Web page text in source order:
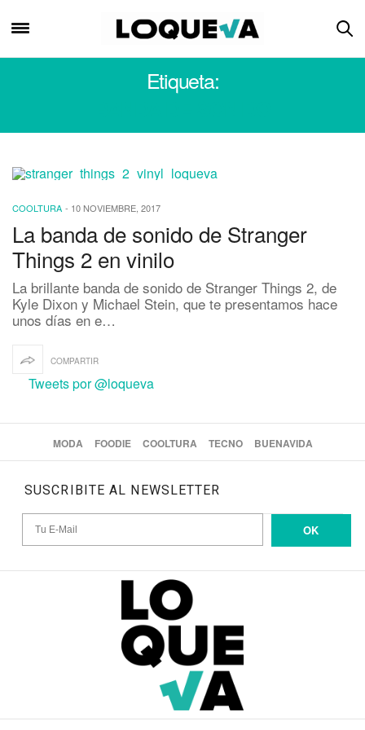
Etiqueta:
COOLTURA - 10 NOVIEMBRE, 2017
La banda de sonido de Stranger
Things 2 en vinilo
La brillante banda de sonido de Stranger Things 2, de
Kyle Dixon y Michael Stein, que te presentamos hace
unos días en e…
COMPARTIR
Tweets por @loqueva
MODA FOODIE COOLTURA TECNO BUENAVIDA
SUSCRIBITE AL NEWSLETTER
OK